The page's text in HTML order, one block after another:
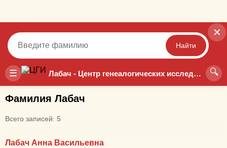
☰ Лабач - Центр генеалогических исследований 🔍
✕
Найти
Точный Неточный
Фамилия Лабач
Всего записей: 5
Лабач Анна Васильевна